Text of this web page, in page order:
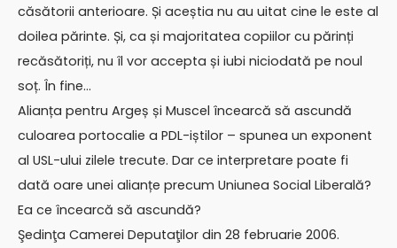
căsătorii anterioare. Și aceștia nu au uitat cine le este al
doilea părinte. Și, ca și majoritatea copiilor cu părinți
recăsătoriți, nu îl vor accepta și iubi niciodată pe noul
soț. În fine…
Alianța pentru Argeș și Muscel încearcă să ascundă
culoarea portocalie a PDL-iștilor – spunea un exponent
al USL-ului zilele trecute. Dar ce interpretare poate fi
dată oare unei alianțe precum Uniunea Social Liberală?
Ea ce încearcă să ascundă?
Şedinţa Camerei Deputaţilor din 28 februarie 2006.